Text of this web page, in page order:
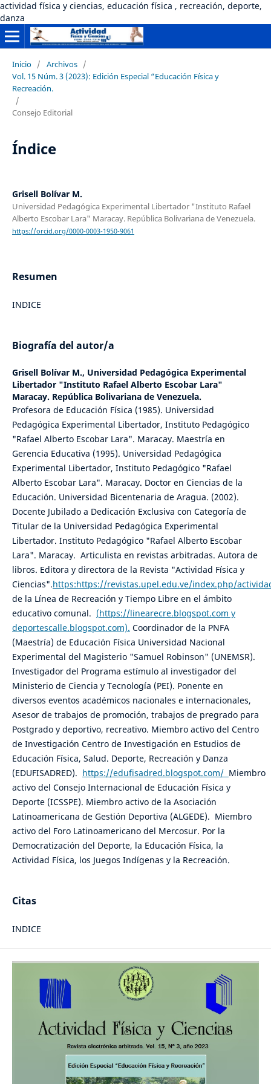
actividad física y ciencias, educación física , recreación, deporte,
danza
Inicio / Archivos /
Vol. 15 Núm. 3 (2023): Edición Especial “Educación Física y
Recreación.
/
Consejo Editorial
Índice
Grisell Bolívar M.
Universidad Pedagógica Experimental Libertador "Instituto Rafael
Alberto Escobar Lara" Maracay. República Bolivariana de Venezuela.
https://orcid.org/0000-0003-1950-9061
Resumen
INDICE
Biografía del autor/a
Grisell Bolívar M., Universidad Pedagógica Experimental
Libertador "Instituto Rafael Alberto Escobar Lara"
Maracay. República Bolivariana de Venezuela.
Profesora de Educación Física (1985). Universidad
Pedagógica Experimental Libertador, Instituto Pedagógico
"Rafael Alberto Escobar Lara". Maracay. Maestría en
Gerencia Educativa (1995). Universidad Pedagógica
Experimental Libertador, Instituto Pedagógico "Rafael
Alberto Escobar Lara". Maracay. Doctor en Ciencias de la
Educación. Universidad Bicentenaria de Aragua. (2002).
Docente Jubilado a Dedicación Exclusiva con Categoría de
Titular de la Universidad Pedagógica Experimental
Libertador. Instituto Pedagógico "Rafael Alberto Escobar
Lara". Maracay. Articulista en revistas arbitradas. Autora de
libros. Editora y directora de la Revista "Actividad Física y
Ciencias".https:https://revistas.upel.edu.ve/index.php/
de la Línea de Recreación y Tiempo Libre en el ámbito
educativo comunal. (https://linearecre.blogspot.com y
deportescalle.blogspot.com). Coordinador de la PNFA
(Maestría) de Educación Física Universidad Nacional
Experimental del Magisterio "Samuel Robinson" (UNEMSR).
Investigador del Programa estímulo al investigador del
Ministerio de Ciencia y Tecnología (PEI). Ponente en
diversos eventos académicos nacionales e internacionales,
Asesor de trabajos de promoción, trabajos de pregrado para
Postgrado y deportivo, recreativo. Miembro activo del Centro
de Investigación Centro de Investigación en Estudios de
Educación Física, Salud. Deporte, Recreación y Danza
(EDUFISADRED). https://edufisadred.blogspot.com/ Miembro
activo del Consejo Internacional de Educación Física y
Deporte (ICSSPE). Miembro activo de la Asociación
Latinoamericana de Gestión Deportiva (ALGEDE). Miembro
activo del Foro Latinoamericano del Mercosur. Por la
Democratización del Deporte, la Educación Física, la
Actividad Física, los Juegos Indígenas y la Recreación.
Citas
INDICE